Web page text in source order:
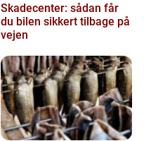
Skadecenter: sådan får
du bilen sikkert tilbage på
vejen